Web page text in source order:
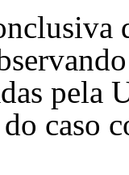
pela
caso